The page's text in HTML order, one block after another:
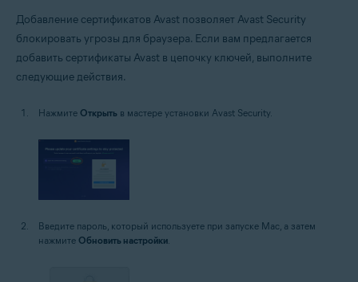
Добавление сертификатов Avast позволяет Avast Security
блокировать угрозы для браузера. Если вам предлагается
добавить сертификаты Avast в цепочку ключей, выполните
следующие действия.
Нажмите Открыть в мастере установки Avast Security.
Введите пароль, который используете при запуске Mac, а затем
нажмите Обновить настройки.